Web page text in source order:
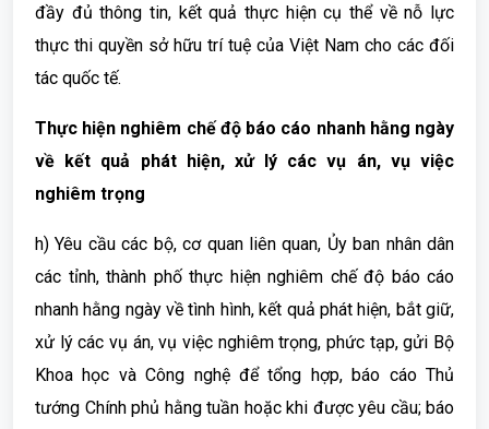
đầy đủ thông tin, kết quả thực hiện cụ thể về nỗ lực
thực thi quyền sở hữu trí tuệ của Việt Nam cho các đối
tác quốc tế.
Thực hiện nghiêm chế độ báo cáo nhanh hằng ngày
về kết quả phát hiện, xử lý các vụ án, vụ việc
nghiêm trọng
h) Yêu cầu các bộ, cơ quan liên quan, Ủy ban nhân dân
các tỉnh, thành phố thực hiện nghiêm chế độ báo cáo
nhanh hằng ngày về tình hình, kết quả phát hiện, bắt giữ,
xử lý các vụ án, vụ việc nghiêm trọng, phức tạp, gửi Bộ
Khoa học và Công nghệ để tổng hợp, báo cáo Thủ
tướng Chính phủ hằng tuần hoặc khi được yêu cầu; báo